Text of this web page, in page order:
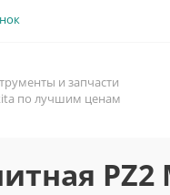
и запчасти
по лучшим ценам
PZ2